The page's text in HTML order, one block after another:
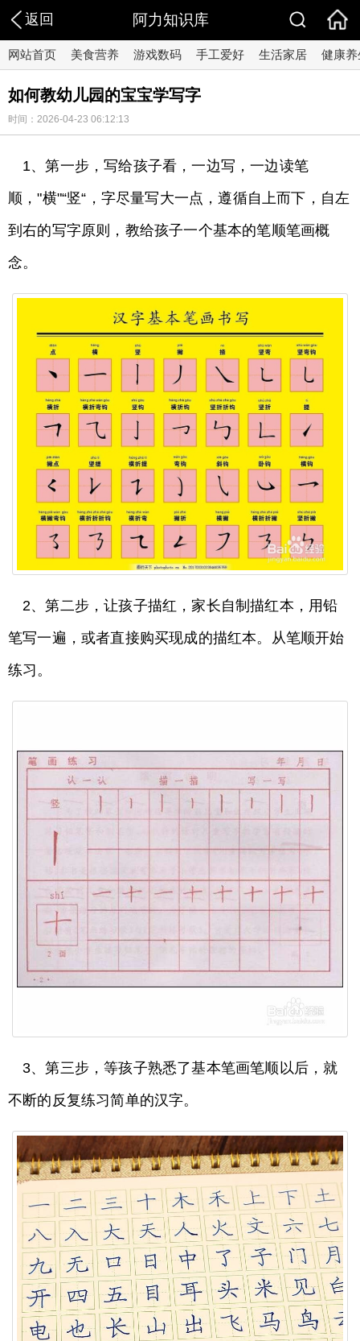
返回 阿力知识库
网站首页 美食营养 游戏数码 手工爱好 生活家居 健康养
如何教幼儿园的宝宝学写字
时间：2026-04-23 06:12:13
1、第一步，写给孩子看，一边写，一边读笔
顺，"横"“竖“，字尽量写大一点，遵循自上而下，自左
到右的写字原则，教给孩子一个基本的笔顺笔画概
念。
2、第二步，让孩子描红，家长自制描红本，用铅
笔写一遍，或者直接购买现成的描红本。从笔顺开始
练习。
3、第三步，等孩子熟悉了基本笔画笔顺以后，就
不断的反复练习简单的汉字。